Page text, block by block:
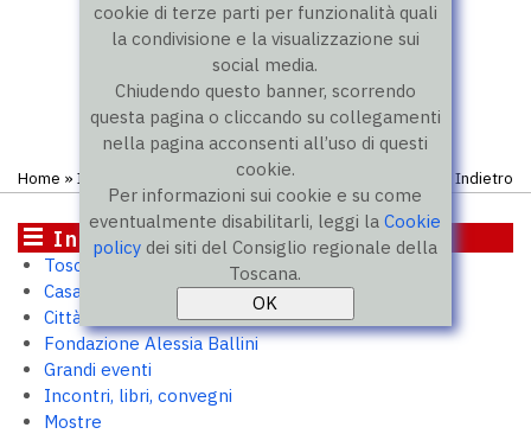
cookie di terze parti per funzionalità quali
la condivisione e la visualizzazione sui
social media.
Chiudendo questo banner, scorrendo
questa pagina o cliccando su collegamenti
nella pagina acconsenti all’uso di questi
cookie.
Per informazioni sui cookie e su come
eventualmente disabilitarli, leggi laCookie
policy dei siti del Consiglio regionale della
Toscana.
Home » Iniziative Indietro
Iniziative
Toscana 2050
Casa Toscana. Outpost per PMI
Città murate
Fondazione Alessia Ballini
Grandi eventi
Incontri, libri, convegni
Mostre